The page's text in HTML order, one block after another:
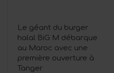
Le géant du burger
halal BiG M débarque
au Maroc avec une
première ouverture à
Tanger